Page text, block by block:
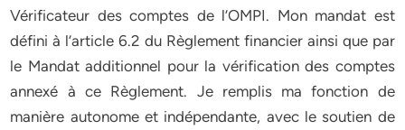
Vérificateur des comptes de l’OMPI. Mon mandat est
défini à l’article 6.2 du Règlement financier ainsi que par
le Mandat additionnel pour la vérification des comptes
annexé à ce Règlement. Je remplis ma fonction de
manière autonome et indépendante, avec le soutien de